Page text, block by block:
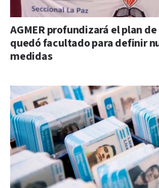
AGMER profundizará el plan
quedó facultado para definir
medidas